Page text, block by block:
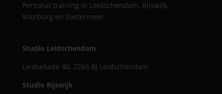
Personal training in Leidschendam, Rijswijk,
Voorburg en Zoetermeer.
Studio Leidschendam
Leidsekade 40, 2266 BJ Leidschendam
Studio Rijswijk